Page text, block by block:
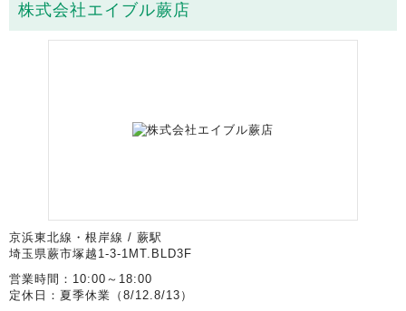
株式会社エイブル蕨店
京浜東北線・根岸線 / 蕨駅
埼玉県蕨市塚越1-3-1MT.BLD3F
営業時間：10:00～18:00
定休日：夏季休業（8/12.8/13）